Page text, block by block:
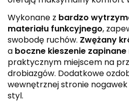
Wykonane z bardzo
materiału funkcyjnego,
swobodę ruchów. Zwężany
a boczne kieszenie
praktycznym miejscem na
drobiazgów. Dodatkowe
wewnętrznej stronie
styl.